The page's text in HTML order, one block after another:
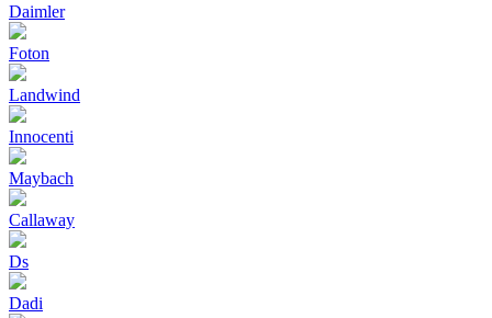
Daimler
Foton
Landwind
Innocenti
Maybach
Callaway
Ds
Dadi